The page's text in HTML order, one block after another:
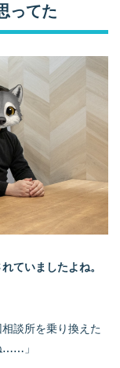
ってた
ていましたよね。
談所を乗り換えた
……」